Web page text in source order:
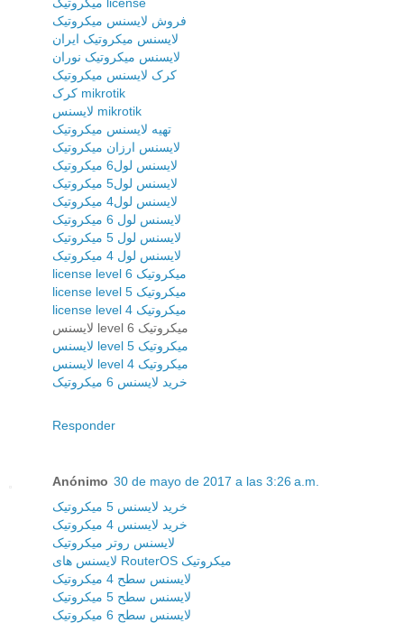
فروش لایسنس میکروتیک
لایسنس میکروتیک ایران
لایسنس میکروتیک نوران
کرک لایسنس میکروتیک
کرک mikrotik
لایسنس mikrotik
تهیه لایسنس میکروتیک
لایسنس ارزان میکروتیک
لایسنس لول6 میکروتیک
لایسنس لول5 میکروتیک
لایسنس لول4 میکروتیک
لایسنس لول 6 میکروتیک
لایسنس لول 5 میکروتیک
لایسنس لول 4 میکروتیک
license level 6 میکروتیک
license level 5 میکروتیک
license level 4 میکروتیک
لایسنس level 6 میکروتیک
لایسنس level 5 میکروتیک
لایسنس level 4 میکروتیک
خرید لایسنس 6 میکروتیک
Responder
Anónimo 30 de mayo de 2017 a las 3:26 a.m.
خرید لایسنس 5 میکروتیک
خرید لایسنس 4 میکروتیک
لایسنس روتر میکروتیک
لایسنس های RouterOS میکروتیک
لایسنس سطح 4 میکروتیک
لایسنس سطح 5 میکروتیک
لایسنس سطح 6 میکروتیک